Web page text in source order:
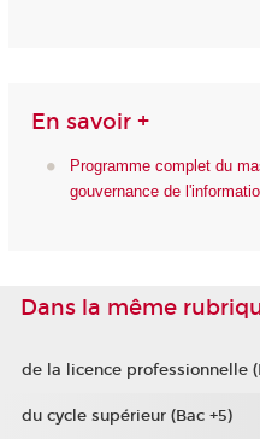
En savoir +
Programme complet du
gouvernance de
Dans la même
de la licence professionnelle
du cycle supérieur (Bac +5)